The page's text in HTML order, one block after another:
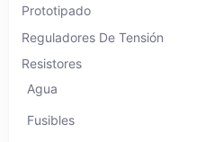
Prototipado
Reguladores De Tensión
Resistores
agua
Fusibles